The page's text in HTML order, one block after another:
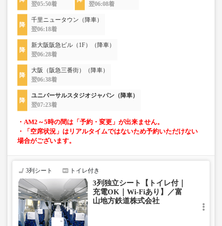
翌05:50着
翌06:08着
千里ニュータウン（降車）
翌06:18着
新大阪阪急ビル（1F）（降車）
翌06:28着
大阪（阪急三番街）（降車）
翌06:38着
ユニバーサルスタジオジャパン（降車）
翌07:23着
・AM2～5時の間は「予約・変更」が出来ません。
・「空席状況」はリアルタイムではないため予約いただけない
場合がございます。
3列シート トイレ付き
3列独立シート【トイレ付｜
充電OK｜Wi-Fiあり】／富
山地方鉄道株式会社